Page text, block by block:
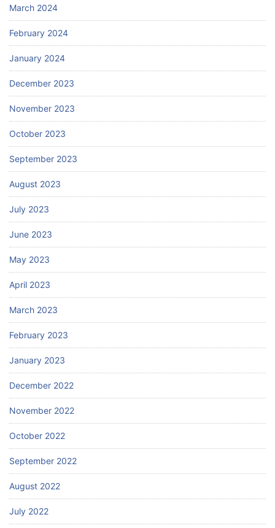
March 2024
February 2024
January 2024
December 2023
November 2023
October 2023
September 2023
August 2023
July 2023
June 2023
May 2023
April 2023
March 2023
February 2023
January 2023
December 2022
November 2022
October 2022
September 2022
August 2022
July 2022